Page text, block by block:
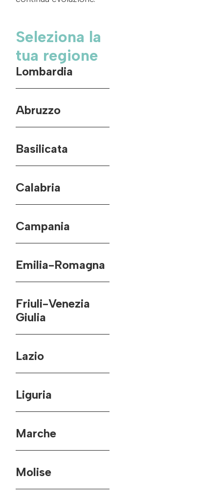
Seleziona la
tua regione
Lombardia
Abruzzo
Basilicata
Calabria
Campania
Emilia-Romagna
Friuli-Venezia
Giulia
Lazio
Liguria
Marche
Molise